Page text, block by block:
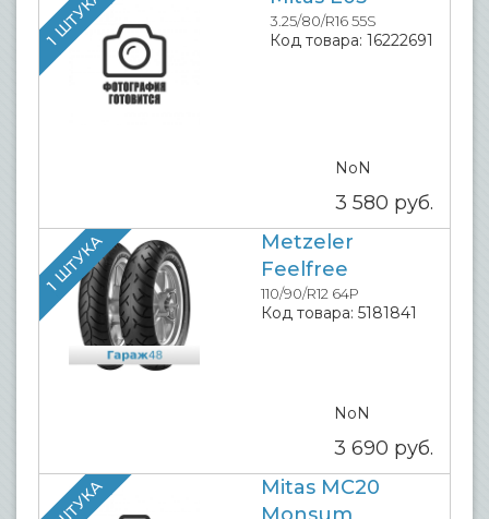
1 ШТУКА 3.25/80/R16 55S
Код товара: 16222691
NoN
3 580 руб.
1 ШТУКА
Metzeler
Feelfree
110/90/R12 64P
Код товара: 5181841
NoN
3 690 руб.
Mitas MC20